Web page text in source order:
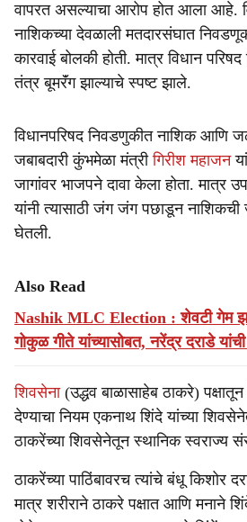
r
e
वापरत असल्याचा आरोप होत आला आहे.
नाशिकच्या देवळाली मतदारसंघात
कारवाई बोलकी होती. मात्र विधान
तंत्र बूमरॅंग झाल्याचे स्पष्ट झाले.
विधानपरिषद निवडणुकीत नाशिक आणि
जबाबदारी कुंभमेळा मंत्रीगिरीश महाजन
जागांवर भाजपने दावा केला होता. मात्र
यांनी त्यासाठी जंग जंग पछाडून नाशिकची
घेतली.
Also Read
Nashik MLC Election : शेवटी गेम
गोकुळ गीते यांच्यासोबत, नरेंद्र दराडे
शिवसेना (उद्धव बाळासाहेब ठाकरे)
देण्याचा नियम एकनाथ शिंदे यांच्या
ठाकरेंच्या शिवसेनेतून स्थानिक स्वराज्य
ठाकरेंच्या पाठिंबावरच त्यांचे बंधू किशोर
मात्र शरीराने ठाकरे पक्षात आणि मनाने